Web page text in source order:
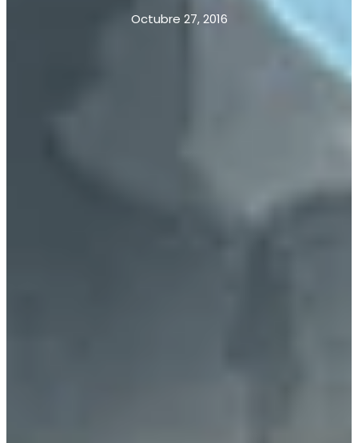
Octubre 27, 2016